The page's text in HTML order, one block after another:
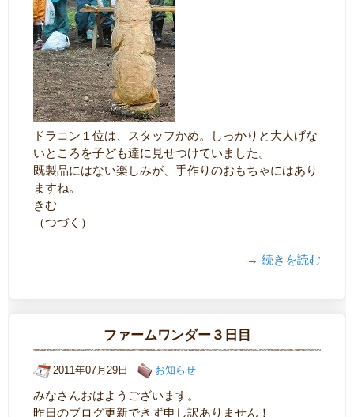
ドラコン１位は、スタッフかめ。しっかりと大人げな
いところを子ども達に見せつけていました。
既製品にはない楽しみが、手作りのおもちゃにはあり
ますね。
きむ
（つづく）
→ 続きを読む
ファームワンダー３日目
2011年07月29日 お知らせ
みなさんおはようございます。
昨日のブログ更新できず申し訳ありません！